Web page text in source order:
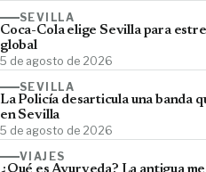
SEVILLA
Coca-Cola elige Sevilla para
global
5 de agosto de 2026
SEVILLA
La Policía desarticula una banda
en Sevilla
5 de agosto de 2026
VIAJES